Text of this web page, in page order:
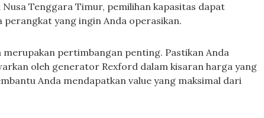
Nusa Tenggara Timur, pemilihan kapasitas dapat
yang ingin Anda operasikan.
merupakan pertimbangan penting. Pastikan Anda
oleh generator Rexford dalam kisaran harga yang
Anda mendapatkan value yang maksimal dari